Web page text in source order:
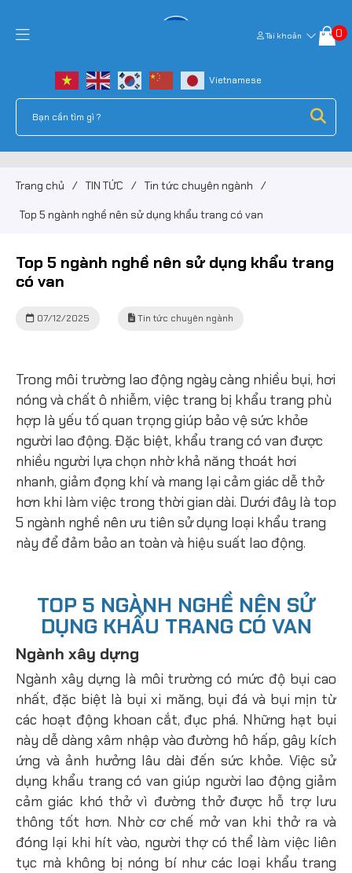
Tài khoản 0
Trang chủ / TIN TỨC / Tin tức chuyên ngành /
Top 5 ngành nghề nên sử dụng khẩu trang có van
Top 5 ngành nghề nên sử dụng khẩu trang
có van
07/12/2025 Tin tức chuyên ngành
Trong môi trường lao động ngày càng nhiều bụi, hơi
nóng và chất ô nhiễm, việc trang bị khẩu trang phù
hợp là yếu tố quan trọng giúp bảo vệ sức khỏe
người lao động. Đặc biệt, khẩu trang có van được
nhiều người lựa chọn nhờ khả năng thoát hơi
nhanh, giảm đọng khí và mang lại cảm giác dễ thở
hơn khi làm việc trong thời gian dài. Dưới đây là top
5 ngành nghề nên ưu tiên sử dụng loại khẩu trang
này để đảm bảo an toàn và hiệu suất lao động.
TOP 5 NGÀNH NGHỀ NÊN SỬ
DỤNG KHẨU TRANG CÓ VAN
Ngành xây dựng
Ngành xây dựng là môi trường có mức độ bụi cao
nhất, đặc biệt là bụi xi măng, bụi đá và bụi mịn từ
các hoạt động khoan cắt, đục phá. Những hạt bụi
này dễ dàng xâm nhập vào đường hô hấp, gây kích
ứng và ảnh hưởng lâu dài đến sức khỏe. Việc sử
dụng khẩu trang có van giúp người lao động giảm
cảm giác khó thở vì đường thở được hỗ trợ lưu
thông tốt hơn. Nhờ cơ chế mở van khi thở ra và
đóng lại khi hít vào, người thợ có thể làm việc liên
tục mà không bị nóng bí như các loại khẩu trang